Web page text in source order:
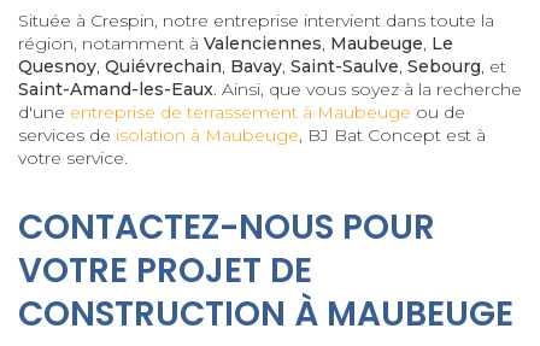
Située à Crespin, notre entreprise intervient dans toute la
région, notamment à Valenciennes, Maubeuge, Le
Quesnoy, Quiévrechain, Bavay, Saint-Saulve, Sebourg, et
Saint-Amand-les-Eaux. Ainsi, que vous soyez à la recherche
d'une entreprise de terrassement à Maubeuge ou de
services de isolation à Maubeuge, BJ Bat Concept est à
votre service.
CONTACTEZ-NOUS POUR
VOTRE PROJET DE
CONSTRUCTION À MAUBEUGE